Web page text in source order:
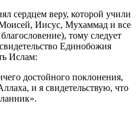
сердцем веру, которой учили
Иисус, Мухаммад и все
тому следует
Единобожия
Ислам:
достойного поклонения,
и я свидетельствую, что